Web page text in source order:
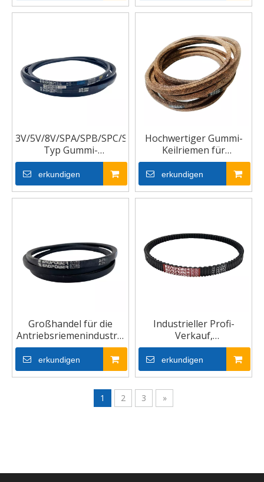
3V/5V/8V/SPA/SPB/SPC/SPZ
Typ Gummi-
Schmalkeilriemen
erkundigen
Hochwertiger Gummi-
Keilriemen für
Rasenmäher
erkundigen
Großhandel für die
Antriebsriemenindustrie
mit Keilriemen
erkundigen
Industrieller Profi-
Verkauf,
Gummizahnantrieb,
Kraftübertragung,
Motorrad-Keilriemen
erkundigen
1 2 3 »